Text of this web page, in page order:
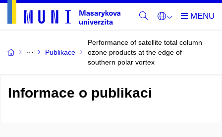
Publikace
Performance of satellite total column
ozone products at the edge of
southern polar vortex
Informace o publikaci